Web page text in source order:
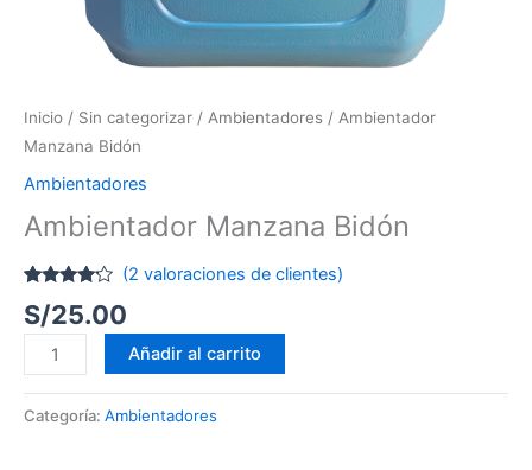
Inicio / Sin categorizar / Ambientadores / Ambientador
Manzana Bidón
Ambientadores
Ambientador Manzana Bidón
con4.00
de 5 en
base a
valoración
cliente
(2 valoraciones de clientes)
S/25.00
Añadir al carrito
Categoría: Ambientadores